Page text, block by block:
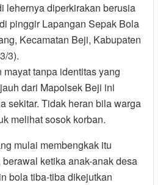
lehernya diperkirakan berusia
pinggir Lapangan Sepak Bola
Kecamatan Beji, Kabupaten
3).
tanpa identitas yang
dari Mapolsek Beji ini
sekitar. Tidak heran bila warga
melihat sosok korban.
mulai membengkak itu
ketika anak-anak desa
bola tiba-tiba dikejutkan